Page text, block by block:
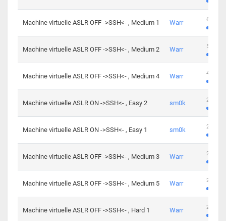
Machine virtuelle ASLR OFF ->SSH<- , Medium 1 Warr 605
Machine virtuelle ASLR OFF ->SSH<- , Medium 2 Warr 509
Machine virtuelle ASLR OFF ->SSH<- , Medium 4 Warr 413
Machine virtuelle ASLR ON ->SSH<- , Easy 2 sm0k 247
Machine virtuelle ASLR ON ->SSH<- , Easy 1 sm0k 219
Machine virtuelle ASLR OFF ->SSH<- , Medium 3 Warr 280
Machine virtuelle ASLR OFF ->SSH<- , Medium 5 Warr 265
Machine virtuelle ASLR OFF ->SSH<- , Hard 1 Warr 224